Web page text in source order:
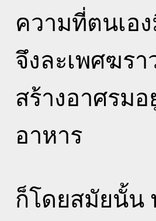
ความที่ตนเอ
จึงละเพศฆร
สร้างอาศรม
อาหาร
ก็โดยสมัยนั้น